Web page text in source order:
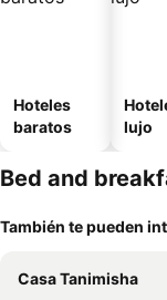
Hoteles
baratos
lujo
Bed and
También te pueden
Casa Tanimisha